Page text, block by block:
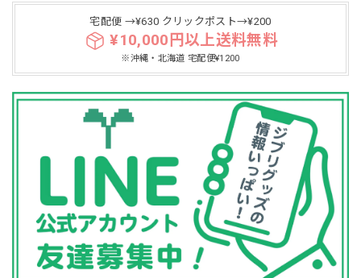
宅配便 →¥630 クリックポスト→¥200
¥10,000円以上送料無料
※沖縄・北海道 宅配便¥1200